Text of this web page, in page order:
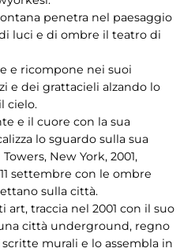
penetra nel paesaggio
luci e di ombre il teatro di
e ricompone nei suoi
e dei grattacieli alzando lo
cielo.
e il cuore con la sua
lo sguardo sulla sua
New York, 2001,
settembre con le ombre
sulla città.
art, traccia nel 2001 con il suo
città underground, regno
murali e lo assembla in